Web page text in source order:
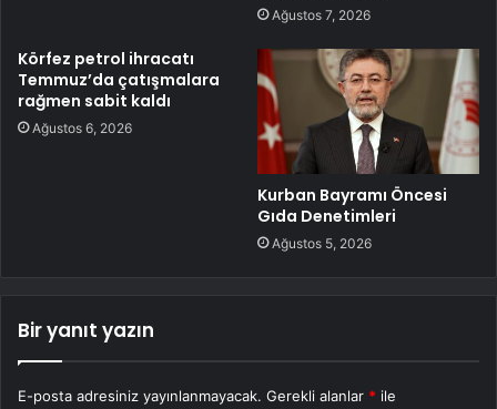
Ağustos 7, 2026
Körfez petrol ihracatı
Temmuz’da çatışmalara
rağmen sabit kaldı
Ağustos 6, 2026
Kurban Bayramı Öncesi
Gıda Denetimleri
Ağustos 5, 2026
Bir yanıt yazın
E-posta adresiniz yayınlanmayacak. Gerekli alanlar * ile